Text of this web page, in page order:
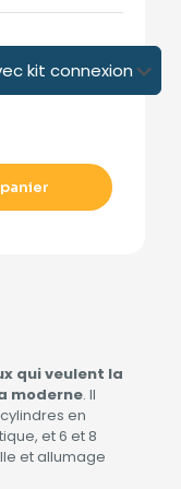
qui veulent la
moderne. Il
en
et 6 et 8
et allumage